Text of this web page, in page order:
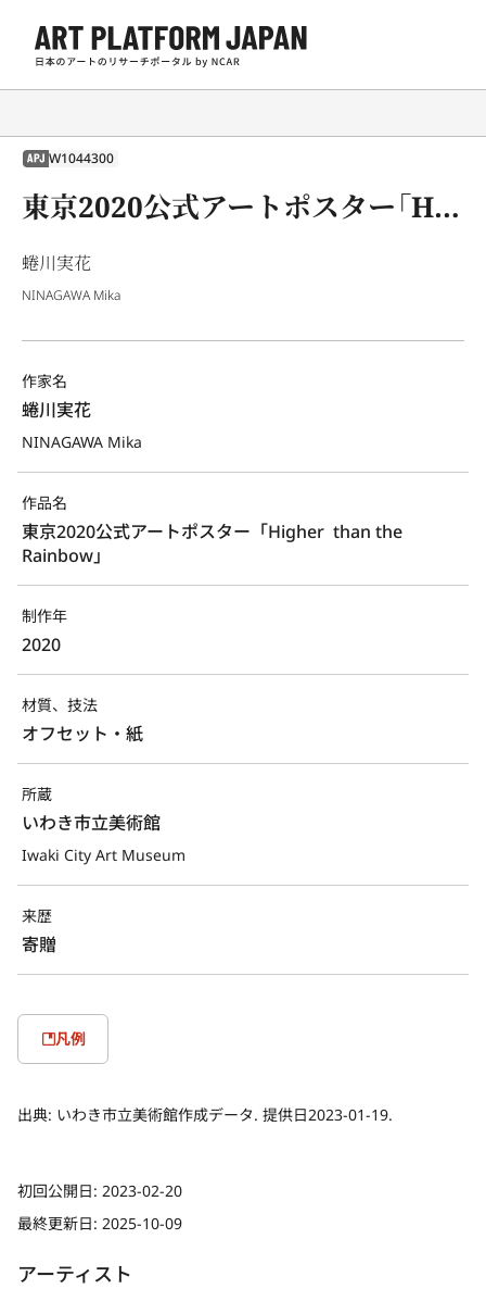
APJ W1044300
東京2020公式アートポスター「Higher than the Rainbow」
蜷川実花
NINAGAWA Mika
作家名
蜷川実花
NINAGAWA Mika
作品名
東京2020公式アートポスター「Higher  than the
Rainbow」
制作年
2020
材質、技法
オフセット・紙
所蔵
いわき市立美術館
Iwaki City Art Museum
来歴
寄贈
凡例
出典: いわき市立美術館作成データ. 提供日2023-01-19.
初回公開日: 2023-02-20
最終更新日: 2025-10-09
アーティスト